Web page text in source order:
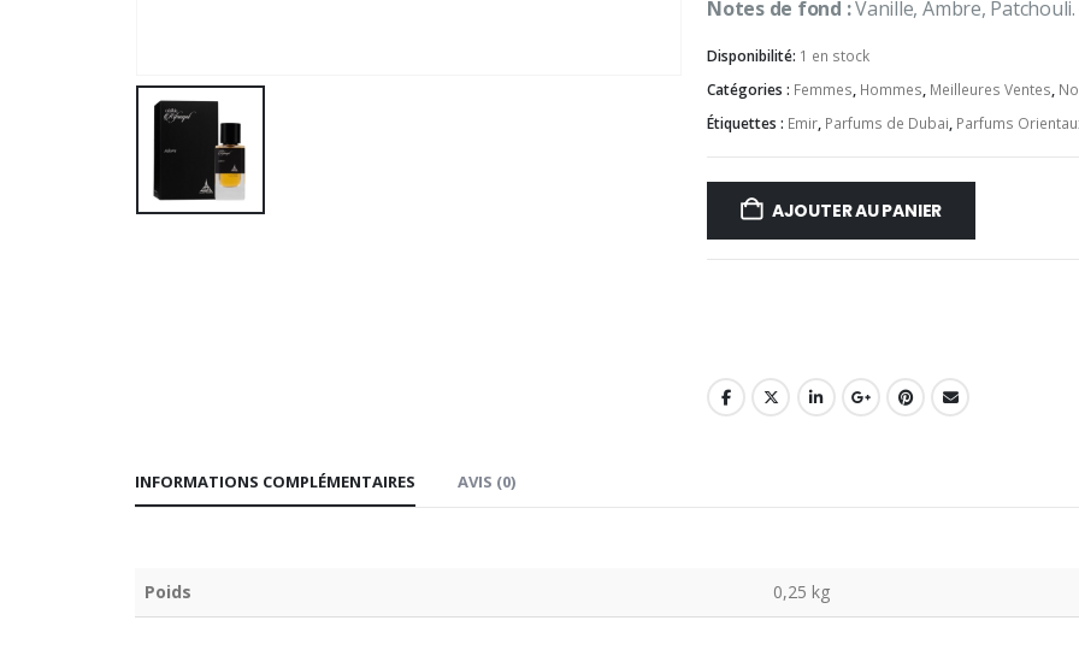
Notes de fond :Vanille, Ambre, Patchouli.
Disponibilité: 1 en stock
Catégories : Femmes, Hommes, Meilleures Ventes,
Étiquettes : Emir, Parfums de Dubai, Parfums
AJOUTER AU PANIER
INFORMATIONS COMPLÉMENTAIRES AVIS (0)
Poids 0,25 kg